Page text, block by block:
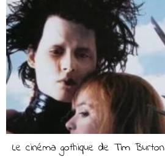
Le cinéma gothique de Tim Burton